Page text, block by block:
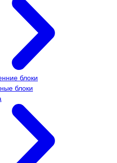
блоки
блоки